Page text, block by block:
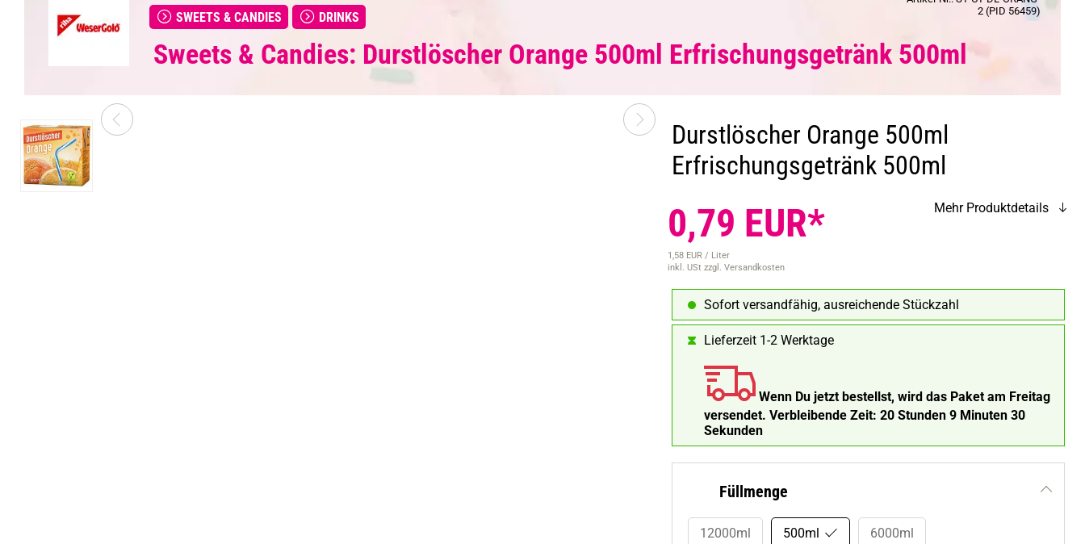
SWEETS & CANDIES DRINKS
2 (PID 56459)
Sweets & Candies: Durstlöscher Orange 500ml Erfrischungsgetränk 500ml
Durstlöscher Orange 500ml
Erfrischungsgetränk 500ml
0,79 EUR*
1,58 EUR / Liter
inkl. USt zzgl. Versandkosten
Mehr Produktdetails
Sofort versandfähig, ausreichende Stückzahl
Lieferzeit 1-2 Werktage
Wenn Du jetzt bestellst, wird das Paket am Freitag
versendet. Verbleibende Zeit: 20 Stunden 9 Minuten 30
Sekunden
Füllmenge
12000ml 500ml 6000ml